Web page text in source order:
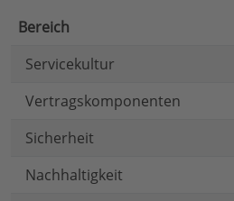
Bereich
Servicekultur
Vertragskomponenten
Sicherheit
Nachhaltigkeit